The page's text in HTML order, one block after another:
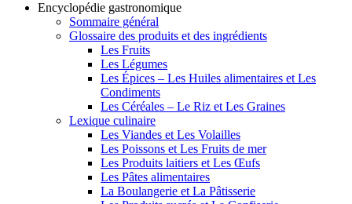
Encyclopédie gastronomique
Sommaire général
Glossaire des produits et des ingrédients
Les Fruits
Les Légumes
Les Épices – Les Huiles alimentaires et Les
Condiments
Les Céréales – Le Riz et Les Graines
Lexique culinaire
Les Viandes et Les Volailles
Les Poissons et Les Fruits de mer
Les Produits laitiers et Les Œufs
Les Pâtes alimentaires
La Boulangerie et La Pâtisserie